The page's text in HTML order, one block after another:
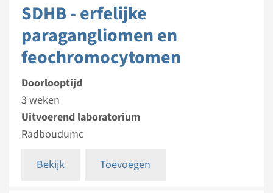
SDHB - erfelijke
paragangliomen en
feochromocytomen
Doorlooptijd
3 weken
Uitvoerend laboratorium
Radboudumc
Bekijk
Toevoegen